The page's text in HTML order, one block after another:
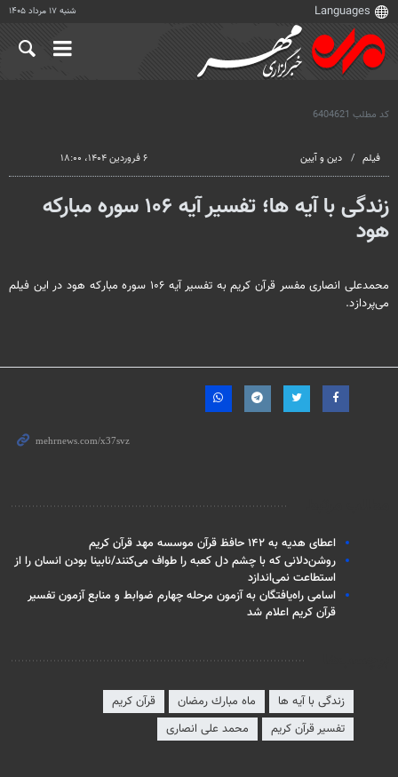
شنبه ۱۷ مرداد ۱۴۰۵
کد مطلب 6404621
فیلم دین و آیین ۶ فروردین ۱۴۰۴، ۱۸:۰۰
زندگی با آیه ها؛ تفسیر آیه ۱۰۶ سوره مبارکه
هود
محمدعلی انصاری مفسر قرآن کریم به تفسیر آیه ۱۰۶ سوره مبارکه هود در این فیلم
می‌پردازد.
اعطای هدیه به ۱۴۲ حافظ قرآن موسسه مهد قرآن کریم
روشن‌دلانی که با چشم دل کعبه را طواف می‌کنند/نابینا بودن انسان را از
استطاعت نمی‌اندازد
اسامی راه‌یافتگان به آزمون مرحله چهارم ضوابط و منابع آزمون تفسیر
قرآن کریم اعلام شد
زندگی با آیه ها ماه مبارك رمضان
قرآن کریم
تفسیر قرآن کریم
محمد علی انصاری